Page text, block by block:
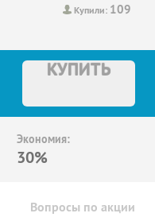
Купили: 109
КУПИТЬ
Экономия:
30%
Вопросы по акции